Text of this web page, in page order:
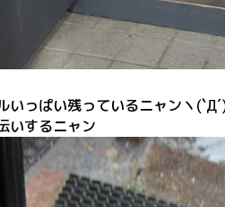
いっぱい残っているニャンヽ
いするニャン